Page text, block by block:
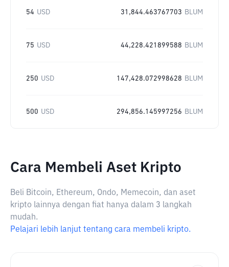
54 USD 31,844.463767703 BLUM
75 USD 44,228.421899588 BLUM
250 USD 147,428.072998628 BLUM
500 USD 294,856.145997256 BLUM
Cara Membeli Aset Kripto
Beli Bitcoin, Ethereum, Ondo, Memecoin, dan aset
kripto lainnya dengan fiat hanya dalam 3 langkah
mudah.
Pelajari lebih lanjut tentang cara membeli kripto.